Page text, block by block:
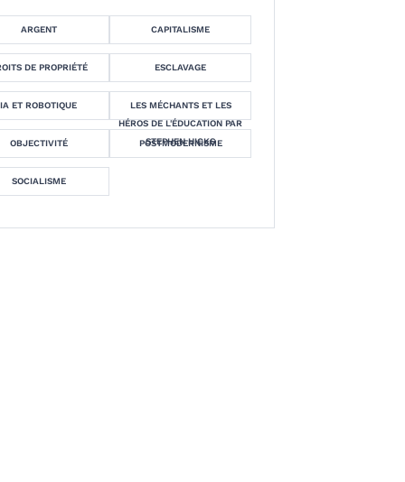
ARGENT CAPITALISME
DE PROPRIÉTÉ ESCLAVAGE
IA ET ROBOTIQUE
LES MÉCHANTS ET LES
HÉROS DE L'ÉDUCATION PAR
STEPHEN HICKS
OBJECTIVITÉ POSTMODERNISME
SOCIALISME